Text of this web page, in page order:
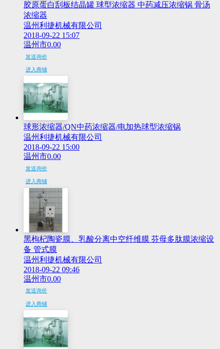
胶原蛋白刮板结晶罐 球型浓缩器 中药减压浓缩锅 骨汤
浓缩器
温州利捷机械有限公司
2018-09-22 15:07
温州市0.00
发送询价
进入商铺
球形浓缩器/QN中药浓缩器/电加热球型浓缩锅
温州利捷机械有限公司
2018-09-22 15:00
温州市0.00
发送询价
进入商铺
黑枸杞陶瓷膜、乳酸分离中空纤维膜 芬母多肽膜浓缩设
备 管式膜
温州利捷机械有限公司
2018-09-22 09:46
温州市0.00
发送询价
进入商铺